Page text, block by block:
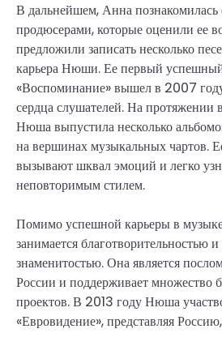
В дальнейшем, Анна
продюсерами, которые оценили ее
предложили записать несколько
карьера Нюши. Ее первый
«Воспоминание» вышел в 2007 году
сердца слушателей. На протяжении
Нюша выпустила несколько
на вершинах музыкальных чартов.
вызывают шквал эмоций и легко
неповторимым стилем.
Помимо успешной карьеры в
занимается благотворительностью
знаменитостью. Она является
России и поддерживает множество
проектов. В 2013 году Нюша
«Евровидение», представляя